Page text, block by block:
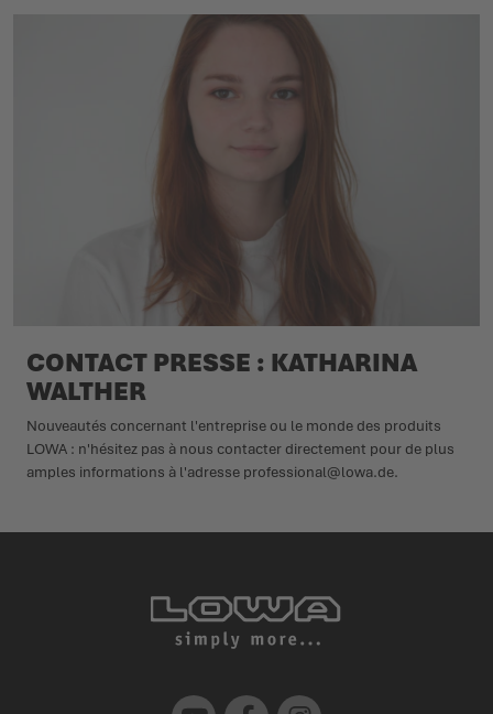
CONTACT PRESSE : KATHARINA
WALTHER
Nouveautés concernant l'entreprise ou le monde des produits
LOWA : n'hésitez pas à nous contacter directement pour de plus
amples informations à l'adresse professional@lowa.de.
Youtube Facebook Instagram